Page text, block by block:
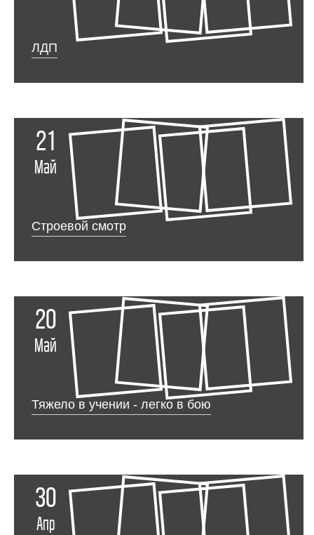
ЛДП
21
Май
Строевой смотр
20
Май
Тяжело в учении - легко в бою
30
Апр